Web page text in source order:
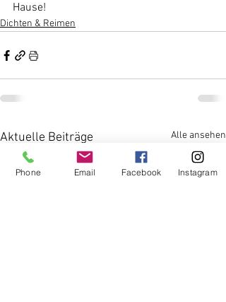
Hause!
Dichten & Reimen
Aktuelle Beiträge Alle ansehen
Phone Email Facebook Instagram